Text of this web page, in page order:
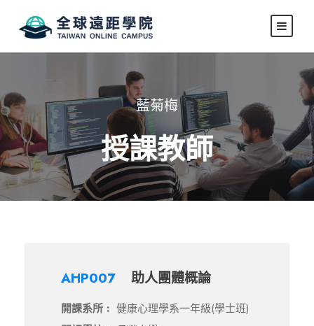
藍菊梅
授課教師
AHP007 助人團體概論
開課系所 : 健康心理學系一年級(學士班)